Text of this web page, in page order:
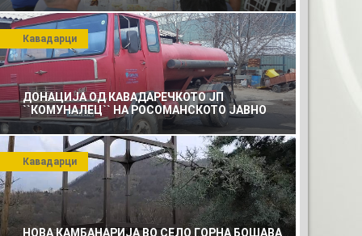
ДОНАЦИЈА ОД КАВАДАРЕЧКОТО ЈП
``КОМУНАЛЕЦ`` НА РОСОМАНСКОТО ЈАВНО
ПРЕТПРИЈАТИЕ ЗА КОМУНАЛНО УСЛУГИ
Кавадарци
НОВА КАМБАНАРИЈА ВО СЕЛО ГОРНА БОШАВА
Кавадарци